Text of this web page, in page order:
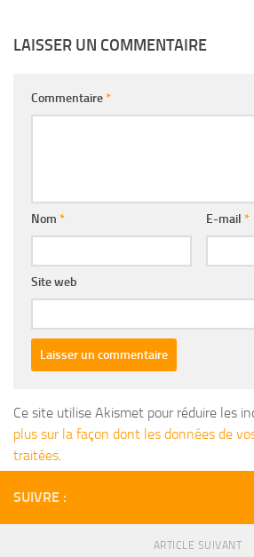
LAISSER UN COMMENTAIRE
Commentaire*
Nom * E-mail *
Site web
Ce site utilise Akismet pour réduire les
plus sur la façon dont les données de
traitées.
SUIVRE :
ARTICLE SUIVANT